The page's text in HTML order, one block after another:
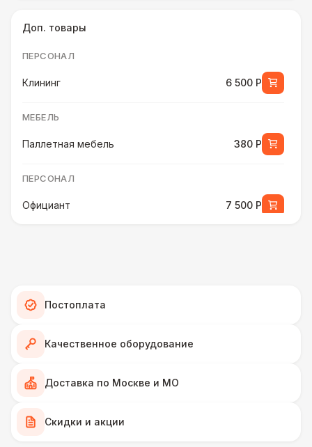
Доп. товары
ПЕРСОНАЛ
Клининг 6 500 Р
МЕБЕЛЬ
Паллетная мебель 380 Р
ПЕРСОНАЛ
Официант 7 500 Р
ПЕРСОНАЛ
Стол-бочка
ПЕРСОНАЛ
Постоплата
Качественное оборудование
Доставка по Москве и МО
Скидки и акции